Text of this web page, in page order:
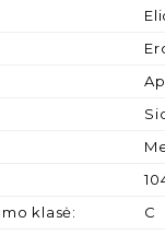
klasė:
C